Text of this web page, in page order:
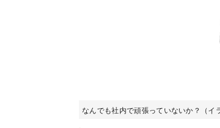
なんでも社内で頑張っていないか？（イ